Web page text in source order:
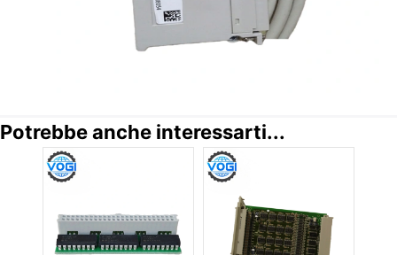
Potrebbe anche interessarti...